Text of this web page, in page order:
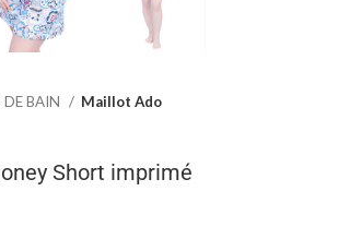
DE BAIN Maillot Ado
Short imprimé